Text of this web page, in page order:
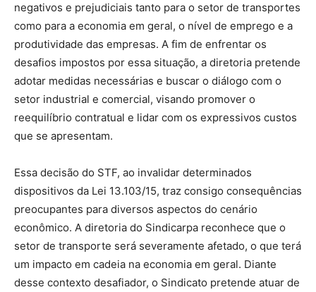
negativos e prejudiciais tanto para o setor de transportes
como para a economia em geral, o nível de emprego e a
produtividade das empresas. A fim de enfrentar os
desafios impostos por essa situação, a diretoria pretende
adotar medidas necessárias e buscar o diálogo com o
setor industrial e comercial, visando promover o
reequilíbrio contratual e lidar com os expressivos custos
que se apresentam.
Essa decisão do STF, ao invalidar determinados
dispositivos da Lei 13.103/15, traz consigo consequências
preocupantes para diversos aspectos do cenário
econômico. A diretoria do Sindicarpa reconhece que o
setor de transporte será severamente afetado, o que terá
um impacto em cadeia na economia em geral. Diante
desse contexto desafiador, o Sindicato pretende atuar de